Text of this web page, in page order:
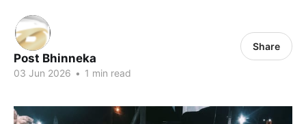
Post Bhinneka
03 Jun 2026 • 1 min read
Share